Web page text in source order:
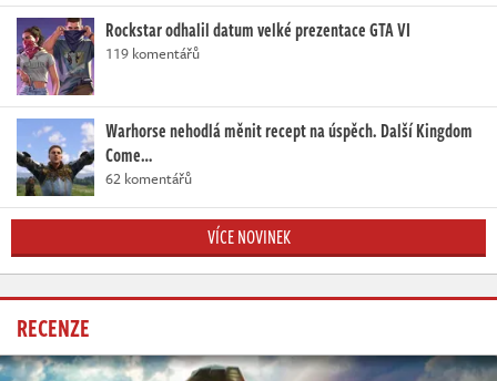
Rockstar odhalil datum velké prezentace GTA VI
119 komentářů
Warhorse nehodlá měnit recept na úspěch. Další Kingdom
Come…
62 komentářů
VÍCE NOVINEK
RECENZE